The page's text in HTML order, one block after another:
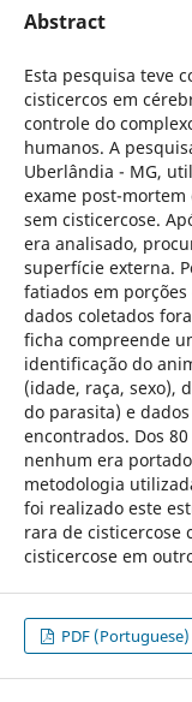
Abstract
Esta pesquisa teve
cisticercos em
controle do
humanos. A
Uberlândia - MG,
exame post-mortem
sem cisticercose.
era analisado,
superfície externa.
fatiados em
dados coletados
ficha compreende
identificação do
(idade, raça, sexo),
do parasita) e
encontrados. Dos
nenhum era
metodologia
foi realizado este
rara de cisticercose
cisticercose em
PDF (Portuguese)